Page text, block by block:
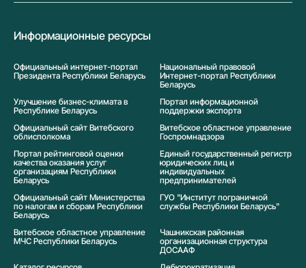
Информационные ресурсы
Официальный интернет-портал
Президента Республики Беларусь
Национальный правовой
Интернет-портал Республики
Беларусь
Улучшение бизнес-климата в
Республике Беларусь
Портал информационной
поддержки экспорта
Официальный сайт Витебского
облисполкома
Витебское областное управление
Госпромнадзора
Портал рейтинговой оценки
качества оказания услуг
организациям Республики
Беларусь
Единый государственный регистр
юридических лиц и
индивидуальных
предпринимателей
Официальный сайт Министерства
по налогам и сборам Республики
Беларусь
ГУО "Институт пограничной
службы Республики Беларусь"
Витебское областное управление
МЧС Республики Беларусь
Чашникская районная
организационная структура
ДОСААФ